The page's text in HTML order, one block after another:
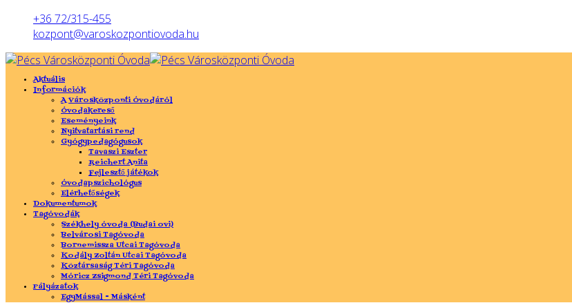
+36 72/315-455
kozpont@varoskozpontiovoda.hu
Aktuális
Információk
A Városközponti Óvodáról
Óvodakereső
Eseményeink
Nyitvatartási rend
Gyógypedagógusok
Tavaszi Eszter
Reichert Anita
Fejlesztő játékok
Óvodapszichológus
Elérhetőségek
Dokumentumok
Tagóvodák
Székhely óvoda (Budai ovi)
Belvárosi Tagóvoda
Bornemissza Utcai Tagóvoda
Kodály Zoltán Utcai Tagóvoda
Köztársaság Téri Tagóvoda
Móricz Zsigmond Téri Tagóvoda
Pályázatok
EgyMással - Másként
hónap
hónap